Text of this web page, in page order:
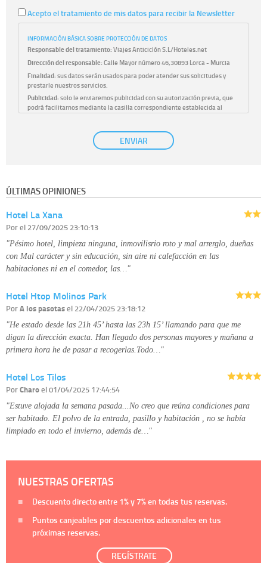
Acepto el tratamiento de mis datos para recibir la Newsletter
INFORMACIÓN BÁSICA SOBRE PROTECCIÓN DE DATOS
Responsable del tratamiento:Viajes Anticiclón S.L/Hoteles.net
Dirección del responsable:Calle Mayor número 46,30893 Lorca - Murcia
Finalidad:sus datos serán usados para poder atender sus solicitudes y
prestarle nuestros servicios.
Publicidad:solo le enviaremos publicidad con su autorización previa, que
podrá facilitarnos mediante la casilla correspondiente establecida al
únicamente trataremos sus datos con su consentimiento
previo, que podrá facilitarnos mediante la casilla correspondiente
Derechos:tiene derecho a saber qué información tenemos sobre usted,
disponible en nuestra página web.
Información complementaria:
ENVIAR
ÚLTIMAS OPINIONES
Hotel La Xana
Porel 27/09/2025 23:10:13
"Pésimo hotel, limpieza ninguna, inmovilisrio roto y mal arrerglo, dueñas
con Mal carácter y sin educación, sin aire ni calefacción en las
habitaciones ni en el comedor, las…"
Hotel Htop Molinos Park
PorA los pasotasel 22/04/2025 23:18:12
"He estado desde las 21h 45’ hasta las 23h 15’ llamando para que me
digan la dirección exacta. Han llegado dos personas mayores y mañana a
primera hora he de pasar a recogerlas.Todo…"
Hotel Los Tilos
PorCharoel 01/04/2025 17:44:54
"Estuve alojada la semana pasada...No creo que reúna condiciones para
ser habitado. El polvo de la entrada, pasillo y habitación , no se había
limpiado en todo el invierno, además de…"
NUESTRAS OFERTAS
Descuento directo entre 1%y 7%en todas tus reservas.
Puntos canjeables por descuentos adicionales en tus
próximas reservas.
REGÍSTRATE